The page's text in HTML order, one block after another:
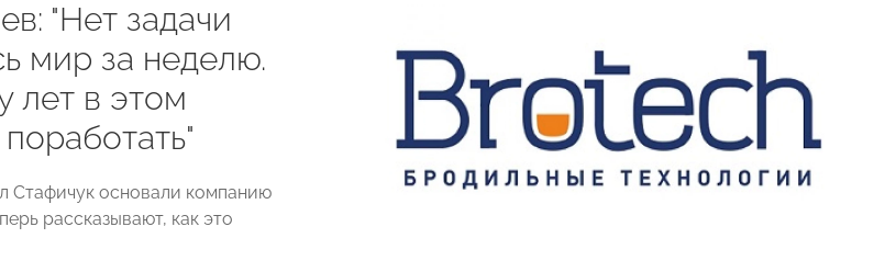
"Нет задачи
мир за неделю.
лет в этом
Стафичук основали компанию
рассказывают, как это